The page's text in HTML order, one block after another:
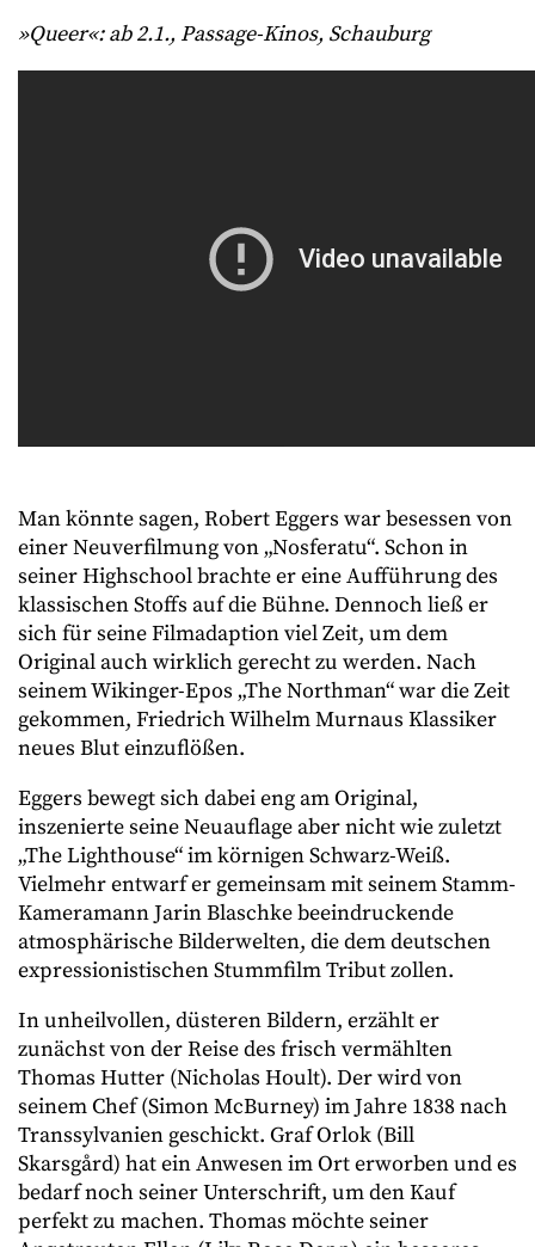
»Queer«: ab 2.1., Passage-Kinos, Schauburg
Man könnte sagen, Robert Eggers war besessen von
einer Neuverfilmung von „Nosferatu“. Schon in
seiner Highschool brachte er eine Aufführung des
klassischen Stoffs auf die Bühne. Dennoch ließ er
sich für seine Filmadaption viel Zeit, um dem
Original auch wirklich gerecht zu werden. Nach
seinem Wikinger-Epos „The Northman“ war die Zeit
gekommen, Friedrich Wilhelm Murnaus Klassiker
neues Blut einzuflößen.
Eggers bewegt sich dabei eng am Original,
inszenierte seine Neuauflage aber nicht wie zuletzt
„The Lighthouse“ im körnigen Schwarz-Weiß.
Vielmehr entwarf er gemeinsam mit seinem Stamm-
Kameramann Jarin Blaschke beeindruckende
atmosphärische Bilderwelten, die dem deutschen
expressionistischen Stummfilm Tribut zollen.
In unheilvollen, düsteren Bildern, erzählt er
zunächst von der Reise des frisch vermählten
Thomas Hutter (Nicholas Hoult). Der wird von
seinem Chef (Simon McBurney) im Jahre 1838 nach
Transsylvanien geschickt. Graf Orlok (Bill
Skarsgård) hat ein Anwesen im Ort erworben und es
bedarf noch seiner Unterschrift, um den Kauf
perfekt zu machen. Thomas möchte seiner